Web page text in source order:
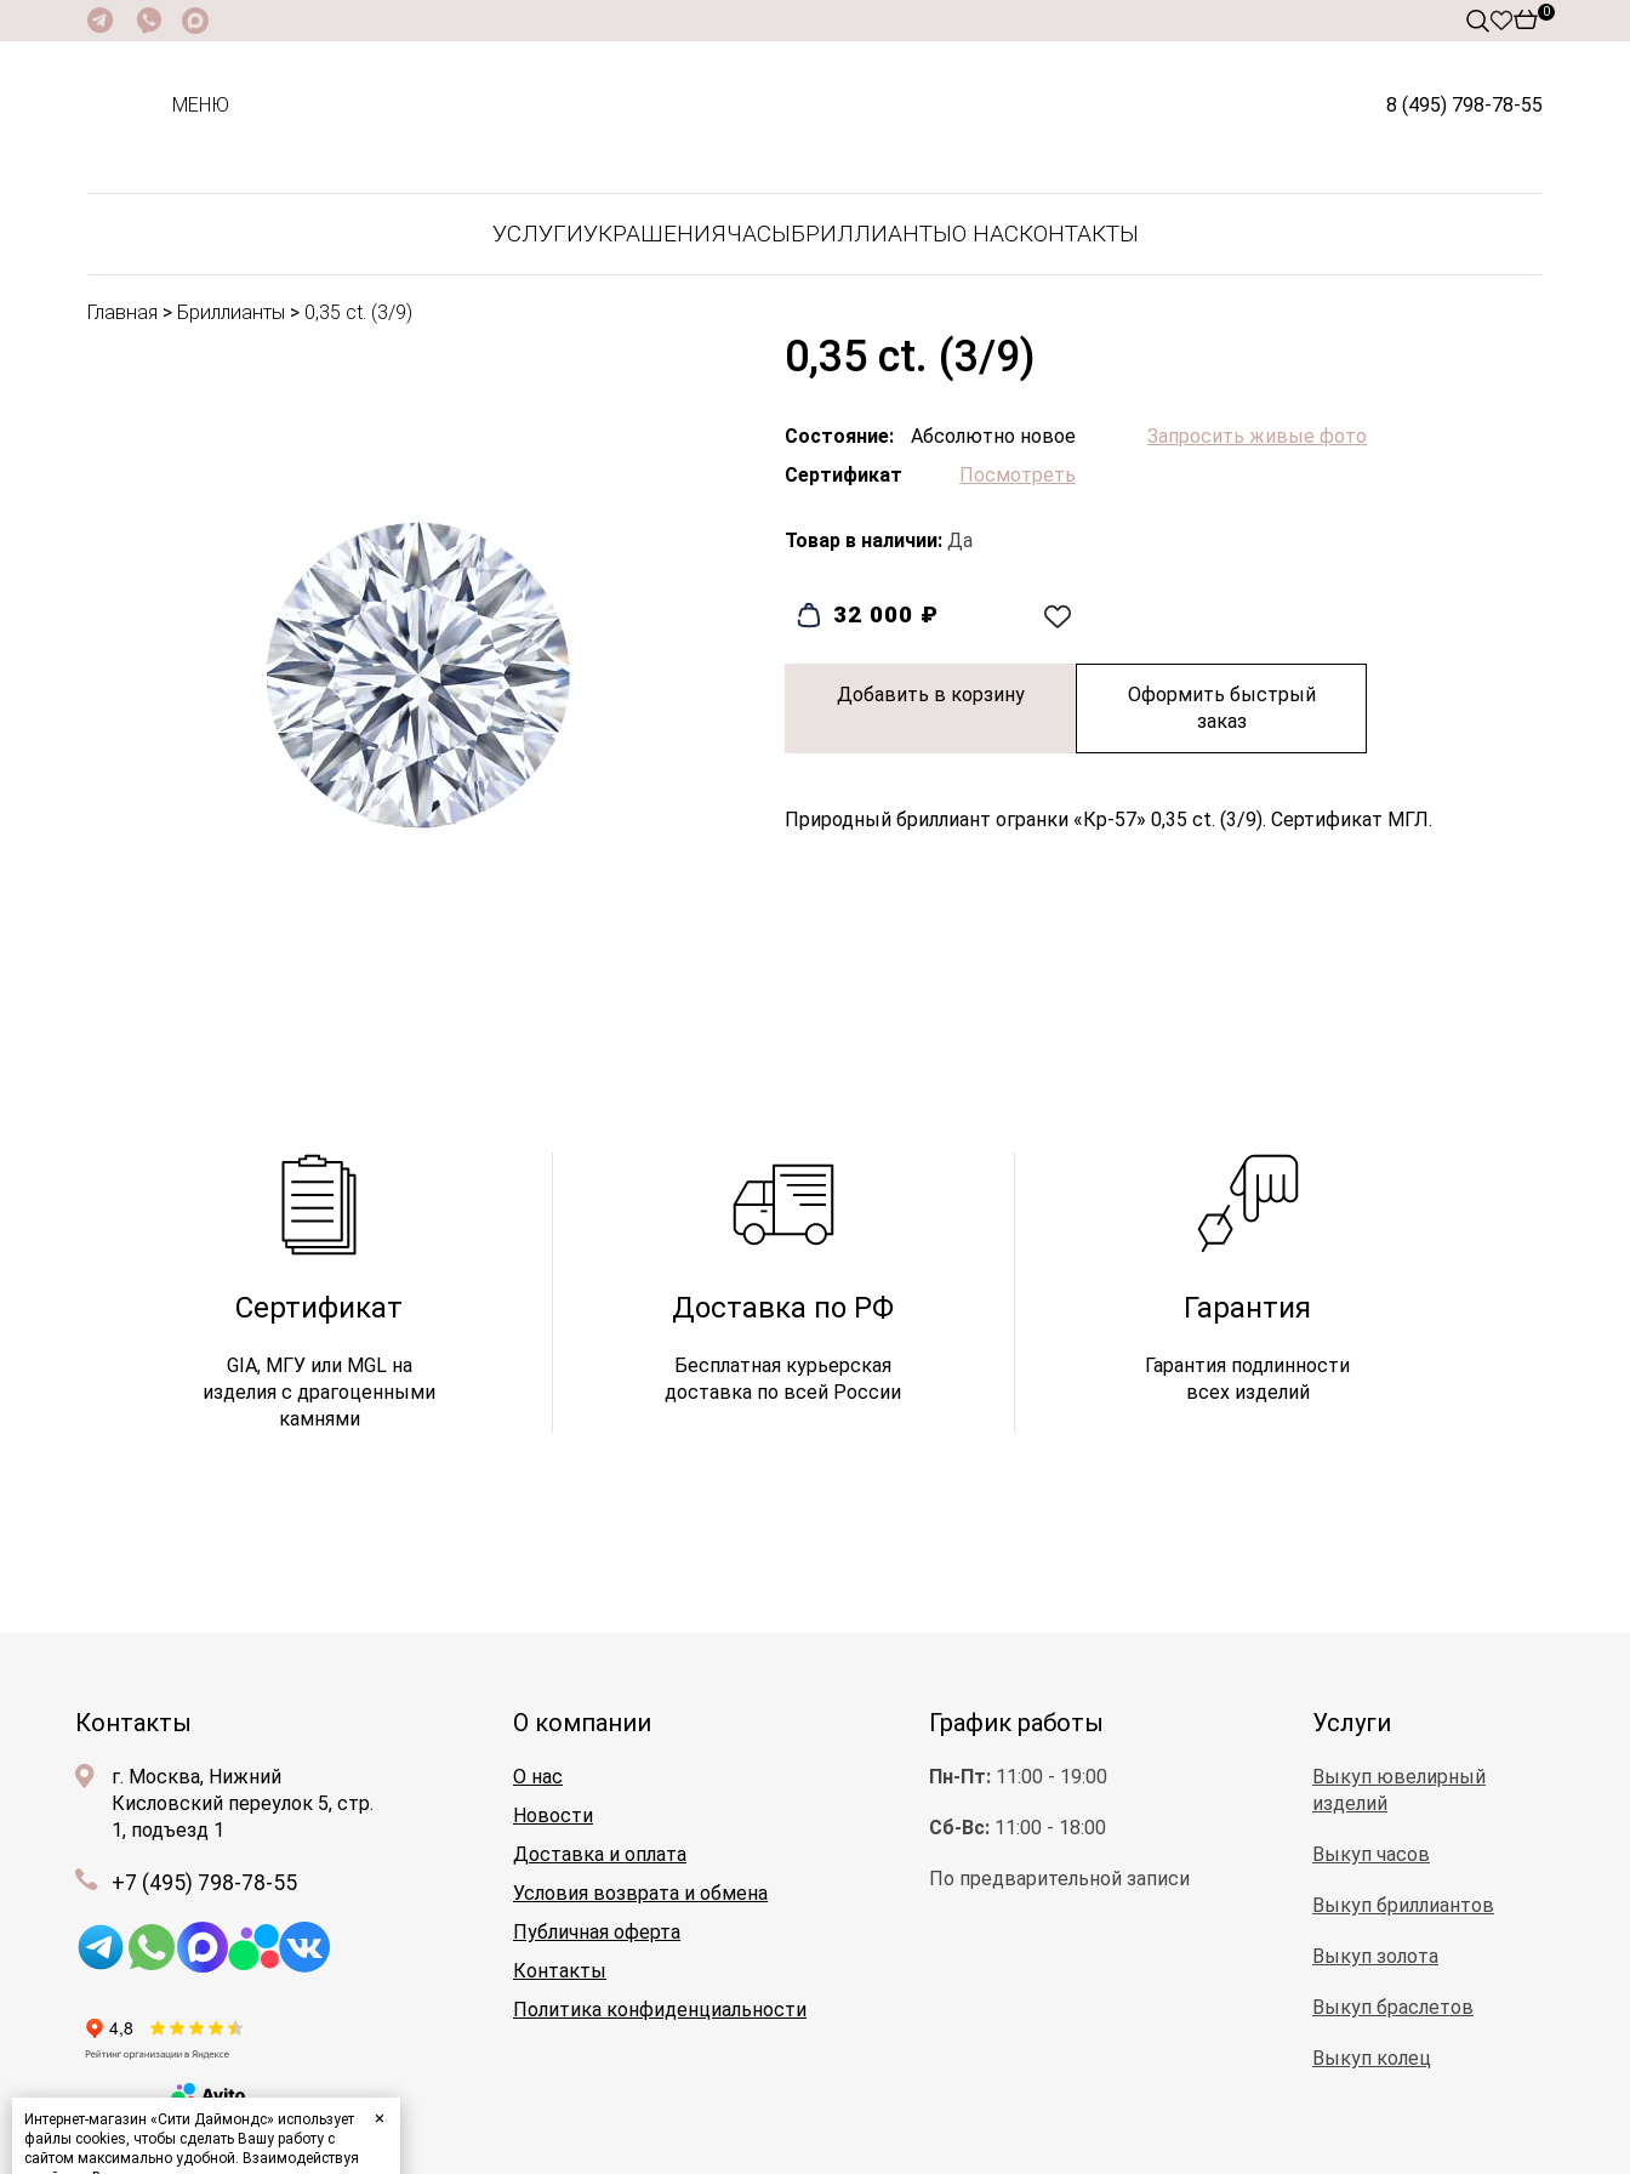
×
Интернет-магазин «Сити Даймондс» использует
файлы cookies, чтобы сделать Вашу работу с
сайтом максимально удобной. Взаимодействуя
0
МЕНЮ 8 (495) 798-78-55
УСЛУГИУКРАШЕНИЯЧАСЫБРИЛЛИАНТЫО НАСКОНТАКТЫ
Главная > Бриллианты > 0,35 ct. (3/9)
0,35 ct. (3/9)
Состояние:
Абсолютно новое
Сертификат
Посмотреть
Запросить живые фото
Товар в наличии: Да
32 000 ₽
Добавить в корзину
Оформить быстрый
заказ
Природный бриллиант огранки «Кр-57» 0,35 ct. (3/9). Сертификат МГЛ.
Сертификат
GIA, МГУ или MGL на
изделия с драгоценными
камнями
Доставка по РФ
Бесплатная курьерская
доставка по всей России
Гарантия
Гарантия подлинности
всех изделий
Контакты
г. Москва, Нижний
Кисловский переулок 5, стр.
1, подъезд 1
+7 (495) 798-78-55
О компании
О нас
Новости
Доставка и оплата
Условия возврата и обмена
Публичная оферта
Контакты
Политика конфиденциальности
График работы
Пн-Пт: 11:00 - 19:00
Сб-Вс: 11:00 - 18:00
По предварительной записи
Услуги
Выкуп ювелирный
изделий
Выкуп часов
Выкуп бриллиантов
Выкуп золота
Выкуп браслетов
Выкуп колец